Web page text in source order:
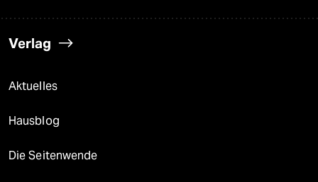
Verlag
Aktuelles
Hausblog
Die Seitenwende